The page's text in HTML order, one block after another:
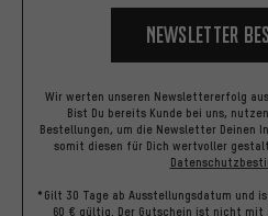
Newsletter
Wir werten unseren Newslettererfolg
Bist Du bereits Kunde bei uns,
Bestellungen, um die Newsletter Deinen
somit diesen für Dich wertvoller
*Gilt 30 Tage ab Ausstellungsdatum und
60 € gültig. Der Gutschein ist nicht mit